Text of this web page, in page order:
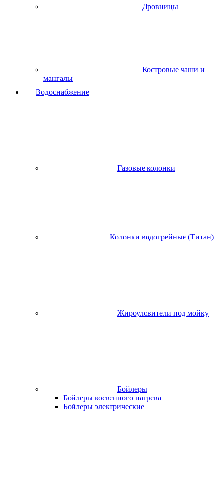
Дровницы
Костровые чаши и
мангалы
Водоснабжение
Газовые колонки
Колонки водогрейные (Титан)
Жироуловители под мойку
Бойлеры
Бойлеры косвенного нагрева
Бойлеры электрические